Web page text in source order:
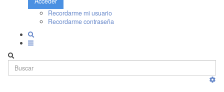
Recordarme mi usuario
Recordarme contraseña